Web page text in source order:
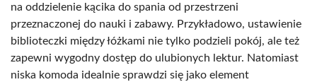
na oddzielenie kącika do spania od przestrzeni
przeznaczonej do nauki i zabawy. Przykładowo, ustawienie
biblioteczki między łóżkami nie tylko podzieli pokój, ale też
zapewni wygodny dostęp do ulubionych lektur. Natomiast
niska komoda idealnie sprawdzi się jako element